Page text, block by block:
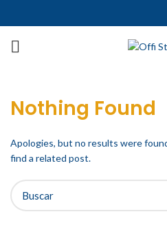
Nothing Found
Apologies, but no results were
find a related post.